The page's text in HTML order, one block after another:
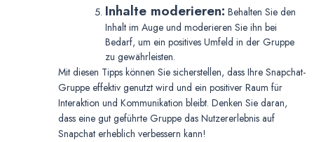
Inhalte moderieren: Behalten Sie den
Inhalt im Auge und moderieren Sie ihn bei
Bedarf, um ein positives Umfeld in der Gruppe
zu gewährleisten.
Mit diesen Tipps können Sie sicherstellen, dass Ihre Snapchat-
Gruppe effektiv genutzt wird und ein positiver Raum für
Interaktion und Kommunikation bleibt. Denken Sie daran,
dass eine gut geführte Gruppe das Nutzererlebnis auf
Snapchat erheblich verbessern kann!